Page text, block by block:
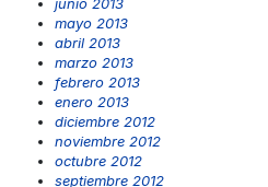
mayo 2013
abril 2013
marzo 2013
febrero 2013
enero 2013
diciembre 2012
noviembre 2012
octubre 2012
septiembre 2012